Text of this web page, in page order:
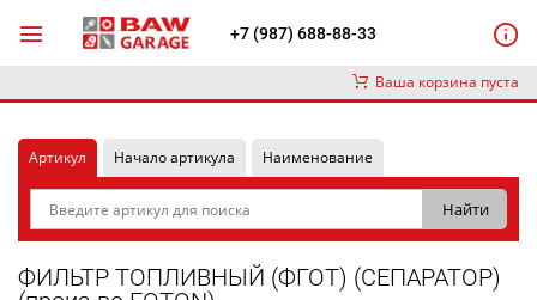
+7 (987) 688-88-33
Ваша корзина пуста
Артикул Начало артикула Наименование
ФИЛЬТР ТОПЛИВНЫЙ (ФГОТ) (СЕПАРАТОР)